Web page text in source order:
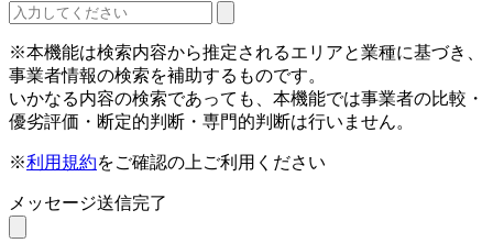
※本機能は検索内容から推定されるエリアと業種に基づき、
事業者情報の検索を補助するものです。
いかなる内容の検索であっても、本機能では事業者の比較・
優劣評価・断定的判断・専門的判断は行いません。
※利用規約をご確認の上ご利用ください
メッセージ送信完了